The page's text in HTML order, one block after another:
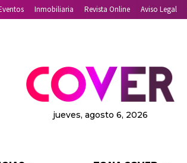
Inmobiliaria Revista Online Aviso Legal
jueves, agosto 6, 2026